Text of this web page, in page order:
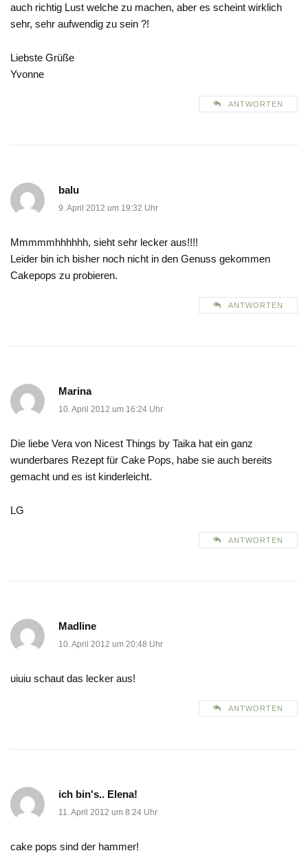
auch richtig Lust welche zu machen, aber es scheint wirklich
sehr, sehr aufwendig zu sein ?!
Liebste Grüße
Yvonne
ANTWORTEN
balu
9. April 2012 um 19:32 Uhr
Mmmmmhhhhhh, sieht sehr lecker aus!!!!
Leider bin ich bisher noch nicht in den Genuss gekommen
Cakepops zu probieren.
ANTWORTEN
Marina
10. April 2012 um 16:24 Uhr
Die liebe Vera von Nicest Things by Taika hat ein ganz
wunderbares Rezept für Cake Pops, habe sie auch bereits
gemacht und es ist kinderleicht.
LG
ANTWORTEN
Madline
10. April 2012 um 20:48 Uhr
uiuiu schaut das lecker aus!
ANTWORTEN
ich bin's.. Elena!
11. April 2012 um 8:24 Uhr
cake pops sind der hammer!